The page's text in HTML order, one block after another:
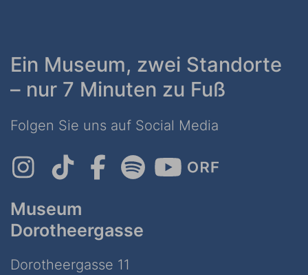
Ein Museum, zwei Standorte
– nur 7 Minuten zu Fuß
Folgen Sie uns auf Social Media
Museum
Dorotheergasse
Dorotheergasse 11